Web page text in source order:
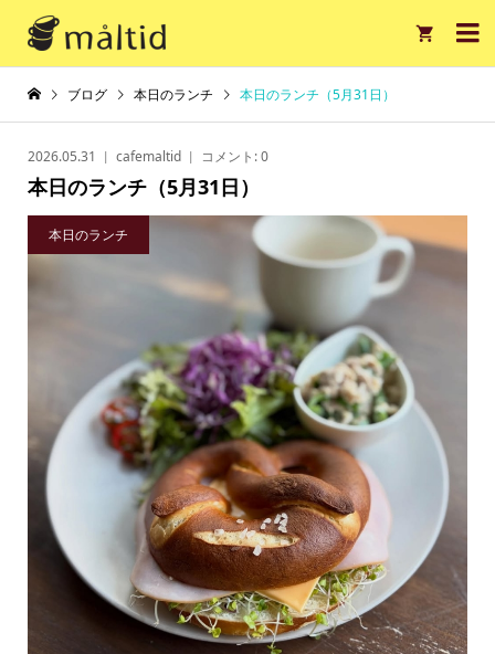

ブログ 本日のランチ 本日のランチ（5月31日）
2026.05.31 cafemaltid コメント:0
本日のランチ（5月31日）
本日のランチ